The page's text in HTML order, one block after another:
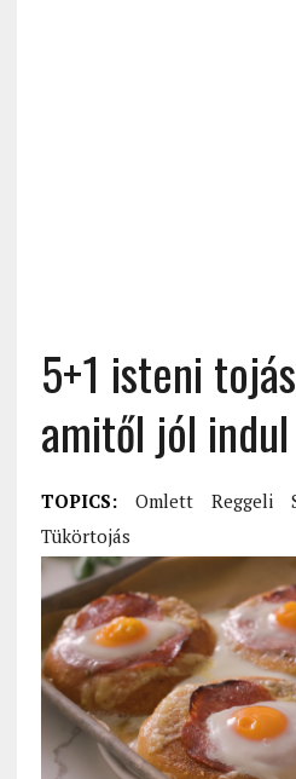
5+1 isteni
amitől jól
TOPICS: Omlett Reggeli
Tükörtojás